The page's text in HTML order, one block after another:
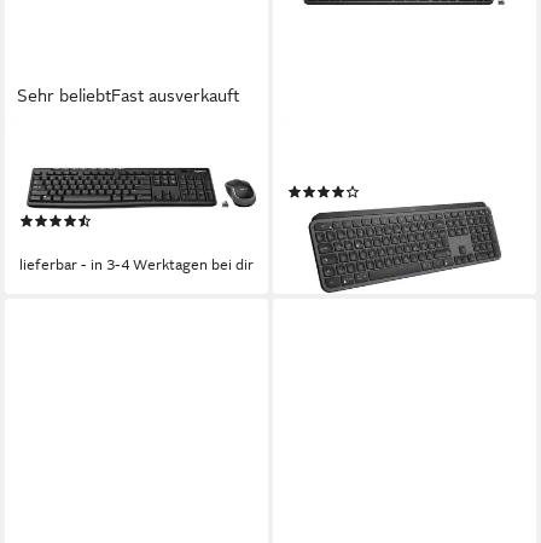
Sehr beliebtFast ausverkauft
Wireless Combo MK270
Wireless-Tastatur
lieferbar - in 3-4 Werktagen bei dir
ab 99,41 €
lieferbar - in 3-4 Werktagen bei dir